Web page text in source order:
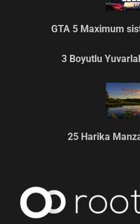
GTA 5 Maximum
3 Boyutlu
25 Harika